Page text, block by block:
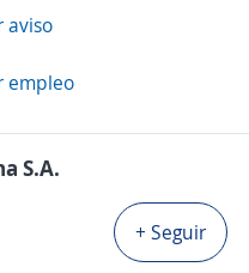
aviso
empleo
S.A.
+ Seguir